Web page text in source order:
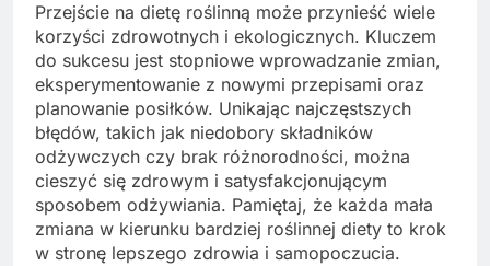
Przejście na dietę roślinną może przynieść wiele
korzyści zdrowotnych i ekologicznych. Kluczem
do sukcesu jest stopniowe wprowadzanie zmian,
eksperymentowanie z nowymi przepisami oraz
planowanie posiłków. Unikając najczęstszych
błędów, takich jak niedobory składników
odżywczych czy brak różnorodności, można
cieszyć się zdrowym i satysfakcjonującym
sposobem odżywiania. Pamiętaj, że każda mała
zmiana w kierunku bardziej roślinnej diety to krok
w stronę lepszego zdrowia i samopoczucia.